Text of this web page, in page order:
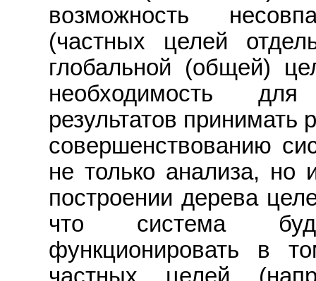
возможность
(частных целей
глобальной (общей)
необходимость
результатов принимать
совершенствованию
не только анализа, но
построении дерева
что система
функционировать в